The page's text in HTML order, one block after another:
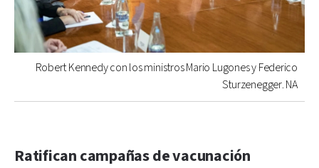
Robert Kennedy con los ministros Mario Lugones y Federico
Sturzenegger. NA
Ratifican campañas de vacunación